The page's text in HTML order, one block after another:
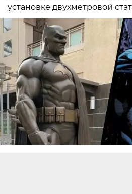
установке двухметровой